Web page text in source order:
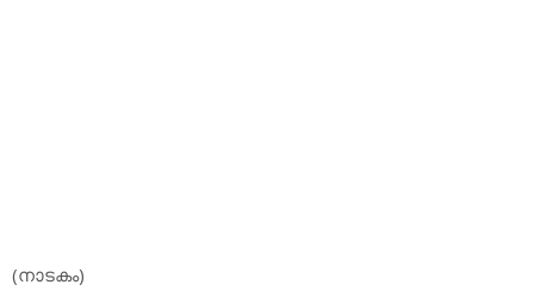
(നാടകം)